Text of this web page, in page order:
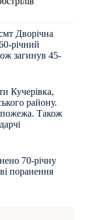
Дворічна
річний
загинув 45-
Кучерівка,
району.
Також
70-річну
поранення